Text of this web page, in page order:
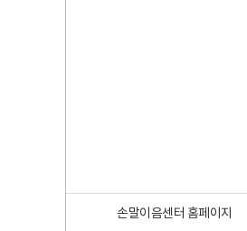
손말이음센터 홈페이지